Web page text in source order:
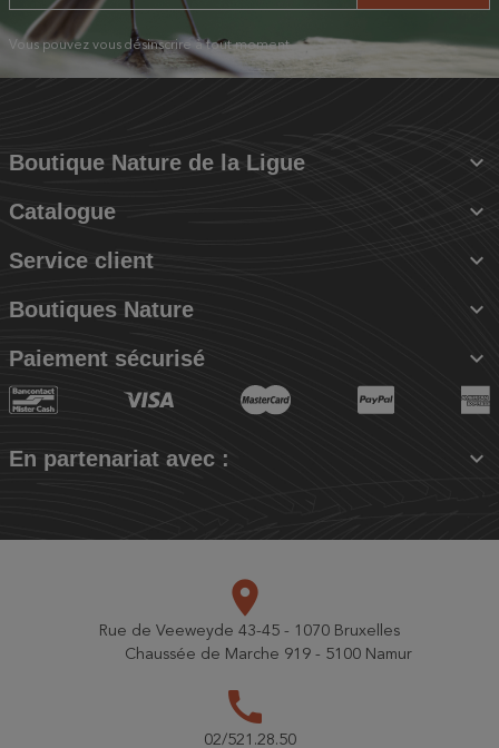
Vous pouvez vous désinscrire à tout moment.
Boutique Nature de la Ligue 
Catalogue 
Service client 
Boutiques Nature 
Paiement sécurisé 
En partenariat avec : 
place
Rue de Veeweyde 43-45 - 1070 Bruxelles
Chaussée de Marche 919 - 5100 Namur
call
02/521.28.50